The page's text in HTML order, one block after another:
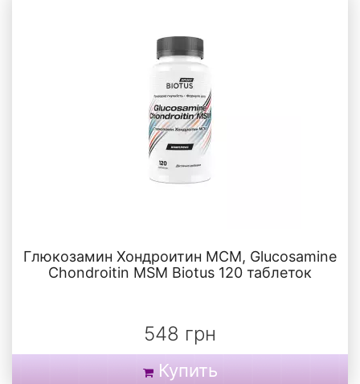
Глюкозамин Хондроитин МСМ, Glucosamine
Chondroitin MSM Biotus 120 таблеток
548 грн
Купить